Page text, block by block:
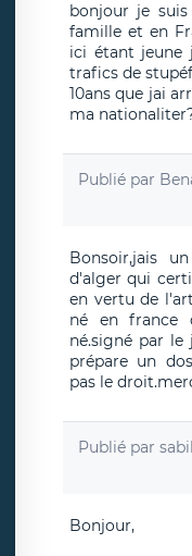
bonjour je
famille et en
ici étant jeune
trafics de
10ans que jai
ma
Publié par
Bonsoir,jais
d'alger qui
en vertu de
né en france
né.signé par le
prépare un
pas le
Publié par
Bonjour,